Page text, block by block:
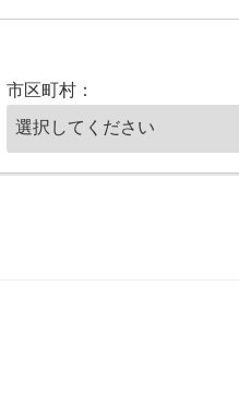
市区町村：